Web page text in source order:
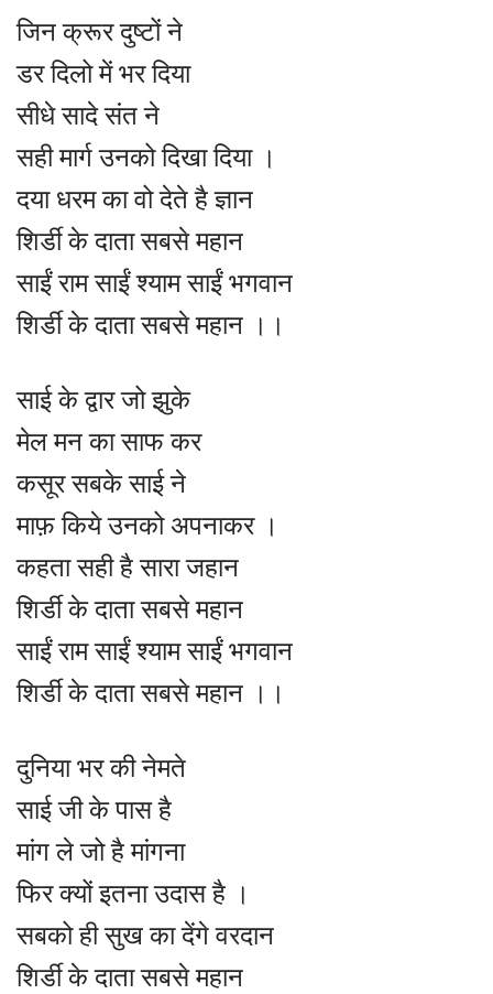
जिन क्रूर दुष्टों ने
डर दिलो में भर दिया
सीधे सादे संत ने
सही मार्ग उनको दिखा दिया ।
दया धरम का वो देते है ज्ञान
शिर्डी के दाता सबसे महान
साईं राम साईं श्याम साईं भगवान
शिर्डी के दाता सबसे महान ।।
साई के द्वार जो झुके
मेल मन का साफ कर
कसूर सबके साई ने
माफ़ किये उनको अपनाकर ।
कहता सही है सारा जहान
शिर्डी के दाता सबसे महान
साईं राम साईं श्याम साईं भगवान
शिर्डी के दाता सबसे महान ।।
दुनिया भर की नेमते
साई जी के पास है
मांग ले जो है मांगना
फिर क्यों इतना उदास है ।
सबको ही सुख का देंगे वरदान
शिर्डी के दाता सबसे महान